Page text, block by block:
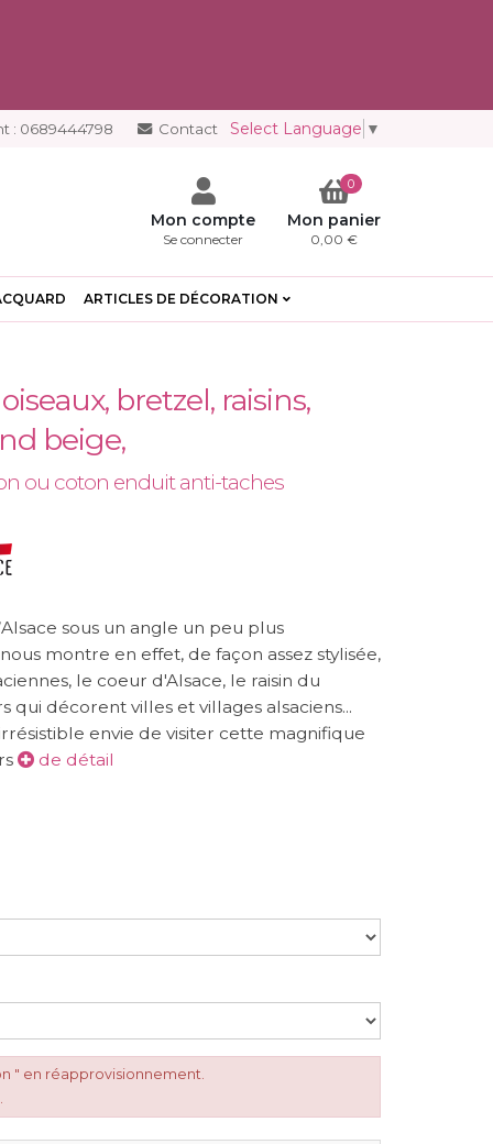
Select Language ▼
: 0689444798 Contact
Mon compte
Se connecter
0
Mon panier
0,00 €
ARTICLES DE DÉCORATION
bretzel, raisins,
beige,
ou coton enduit anti-taches
sous un angle un peu plus
montre en effet, de façon assez stylisée,
le coeur d'Alsace, le raisin du
qui décorent villes et villages alsaciens...
envie de visiter cette magnifique
de détail
" en réapprovisionnement.